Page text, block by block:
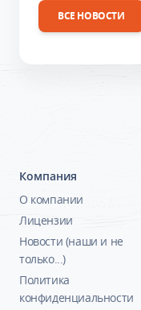
ВСЕ НОВОСТИ
Компания
О компании
Лицензии
Новости (наши и не
только...)
Политика
конфиденциальности